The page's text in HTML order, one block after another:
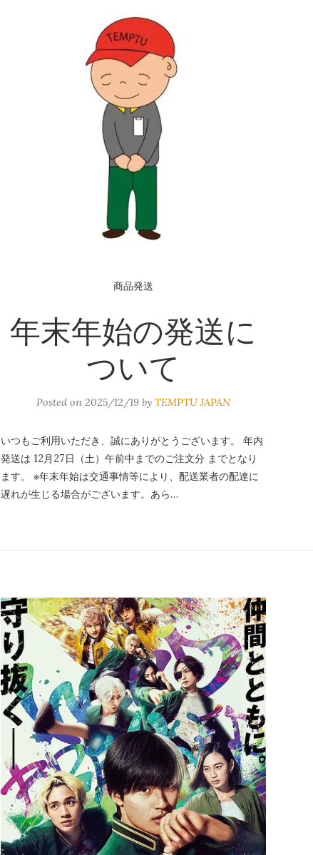
商品発送
年末年始の発送に
ついて
Posted on 2025/12/19 by TEMPTU JAPAN
いつもご利用いただき、誠にありがとうございます。 年内
発送は 12月27日（土）午前中までのご注文分 までとなり
ます。 ※年末年始は交通事情等により、配送業者の配達に
遅れが生じる場合がございます。あら…